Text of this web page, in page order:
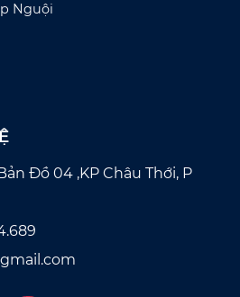
Nguội
Đồ 04 ,KP Châu Thới, P